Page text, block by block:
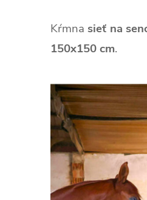
Kŕmnasieť na
150x150 cm.